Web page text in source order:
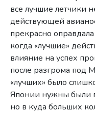
все лучшие летчики
действующей
прекрасно
когда «лучшие»
влияние на успех
после разгрома под
«лучших» было
Японии нужны были
но в куда больших